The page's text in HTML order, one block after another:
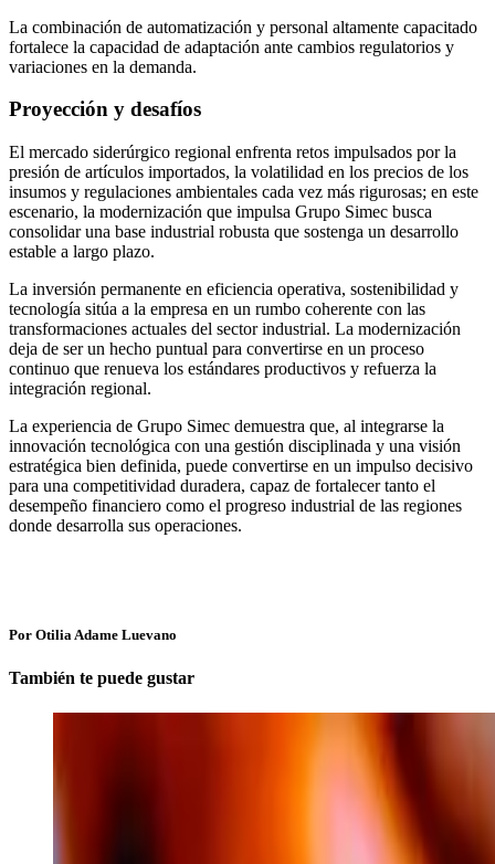
La combinación de automatización y personal altamente capacitado
fortalece la capacidad de adaptación ante cambios regulatorios y
variaciones en la demanda.
Proyección y desafíos
El mercado siderúrgico regional enfrenta retos impulsados por la
presión de artículos importados, la volatilidad en los precios de los
insumos y regulaciones ambientales cada vez más rigurosas; en este
escenario, la modernización que impulsa Grupo Simec busca
consolidar una base industrial robusta que sostenga un desarrollo
estable a largo plazo.
La inversión permanente en eficiencia operativa, sostenibilidad y
tecnología sitúa a la empresa en un rumbo coherente con las
transformaciones actuales del sector industrial. La modernización
deja de ser un hecho puntual para convertirse en un proceso
continuo que renueva los estándares productivos y refuerza la
integración regional.
La experiencia de Grupo Simec demuestra que, al integrarse la
innovación tecnológica con una gestión disciplinada y una visión
estratégica bien definida, puede convertirse en un impulso decisivo
para una competitividad duradera, capaz de fortalecer tanto el
desempeño financiero como el progreso industrial de las regiones
donde desarrolla sus operaciones.
Por Otilia Adame Luevano
También te puede gustar